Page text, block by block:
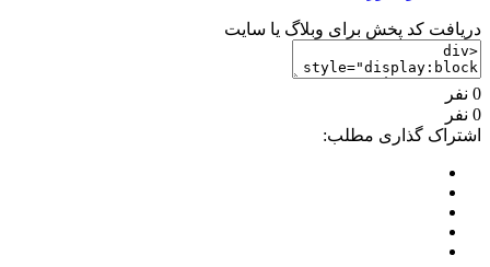
دریافت کد پخش برای وبلاگ یا سایت
0 نفر
0 نفر
اشتراک گذاری مطلب: